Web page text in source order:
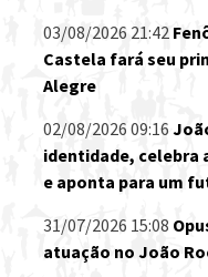
03/08/2026 21:42
Castela fará seu
Alegre
02/08/2026 09:16
identidade, celebra
e aponta para um
31/07/2026 15:08
atuação no João